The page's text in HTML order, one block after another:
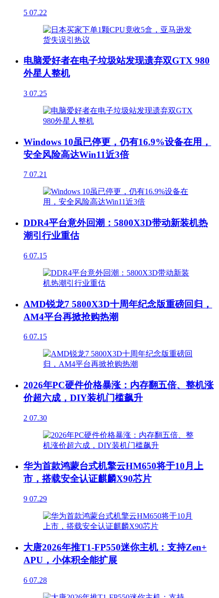
5 07.22
电脑爱好者在电子垃圾站发现遗弃双GTX 980
外星人整机
3 07.25
Windows 10虽已停更，仍有16.9%设备在用，
安全风险高达Win11近3倍
7 07.21
DDR4平台意外回潮：5800X3D带动新装机热
潮引行业重估
6 07.15
AMD锐龙7 5800X3D十周年纪念版重磅回归，
AM4平台再掀抢购热潮
6 07.15
2026年PC硬件价格暴涨：内存翻五倍、整机涨
价超六成，DIY装机门槛飙升
2 07.30
华为首款鸿蒙台式机擎云HM650将于10月上
市，搭载安全认证麒麟X90芯片
9 07.29
大唐2026年推T1-FP550迷你主机：支持Zen+
APU，小体积全能扩展
6 07.28